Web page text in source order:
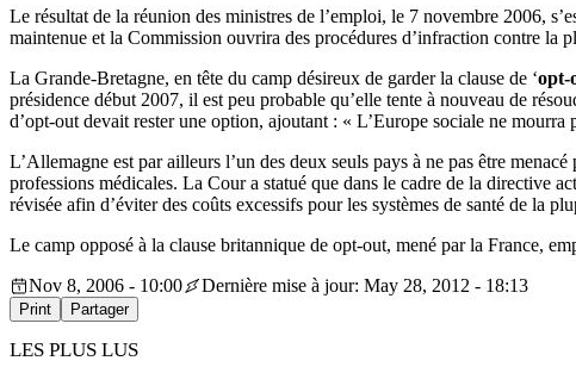
Le résultat de la réunion des ministres de l’emploi, le 7 novembre 2006,
maintenue et la Commission ouvrira des procédures d’infraction contre la
La Grande-Bretagne, en tête du camp désireux de garder la clause de ‘opt-
présidence début 2007, il est peu probable qu’elle tente à nouveau de
d’opt-out devait rester une option, ajoutant : « L’Europe sociale ne
L’Allemagne est par ailleurs l’un des deux seuls pays à ne pas être
professions médicales. La Cour a statué que dans le cadre de la directive
révisée afin d’éviter des coûts excessifs pour les systèmes de santé de la
Le camp opposé à la clause britannique de opt-out, mené par la France,
Nov 8, 2006 - 10:00
Dernière mise à jour: May 28, 2012 - 18:13
Print Partager
LES PLUS LUS